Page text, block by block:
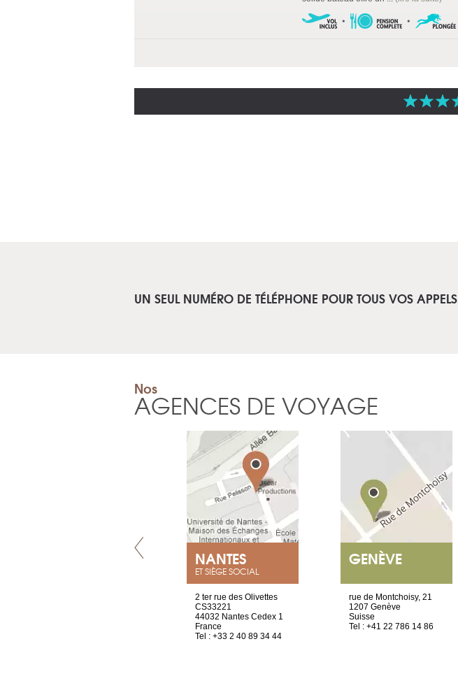
UN SEUL NUMÉRO DE TÉLÉPHONE POUR TOUS VOS APPELS
Nos
AGENCES DE VOYAGE
NANTES
ET SIÈGE SOCIAL
2 ter rue des Olivettes
CS33221
44032 Nantes Cedex 1
France
Tel : +33 2 40 89 34 44
GENÈVE
rue de Montchoisy, 21
1207 Genève
Suisse
Tel : +41 22 786 14 86